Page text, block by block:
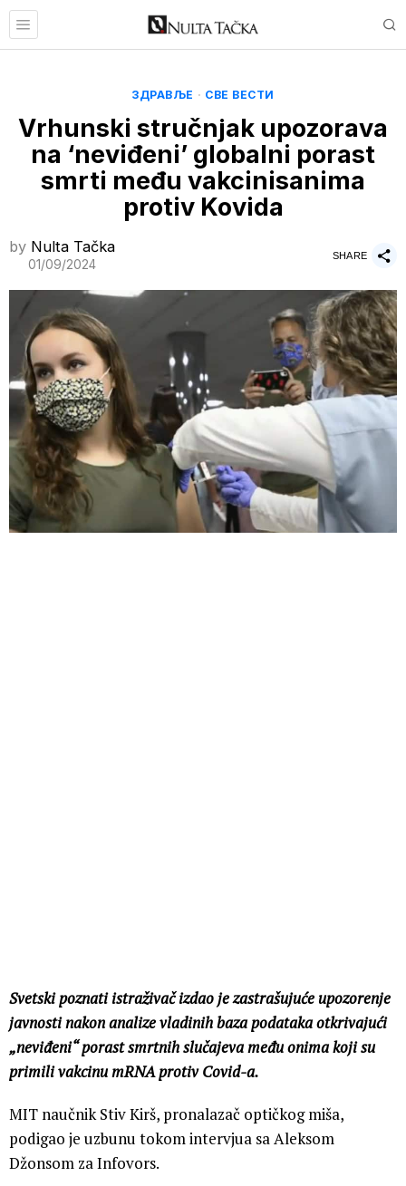
ЗДРАВЉЕ · СВЕ ВЕСТИ
Vrhunski stručnjak upozorava
na ‘neviđeni’ globalni porast
smrti među vakcinisanima
protiv Kovida
by Nulta Tačka
01/09/2024
SHARE
Svetski poznati istraživač izdao je zastrašujuće upozorenje
javnosti nakon analize vladinih baza podataka otkrivajući
„neviđeni“ porast smrtnih slučajeva među onima koji su
primili vakcinu mRNA protiv Covid-a.
MIT naučnik Stiv Kirš, pronalazač optičkog miša,
podigao je uzbunu tokom intervjua sa Aleksom
Džonsom za Infovors.